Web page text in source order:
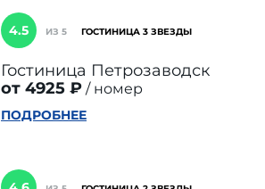
4.5 ИЗ 5 ГОСТИНИЦА 3 ЗВЕЗДЫ
Гостиница Петрозаводск
от 4925 ₽
номер
ПОДРОБНЕЕ